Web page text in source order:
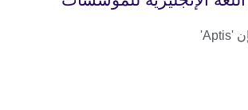
إذا كنت بحاجة إلى أداة تقييم لغة موثوقة لمؤسستك، فإن 'Aptis'